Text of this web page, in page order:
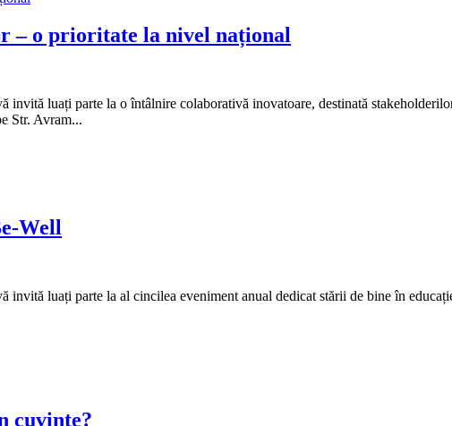
– o prioritate la nivel național
invită luați parte la o întâlnire colaborativă inovatoare, destinată
Str. Avram...
Well
luați parte la al cincilea eveniment anual dedicat stării de bine în
cuvinte?